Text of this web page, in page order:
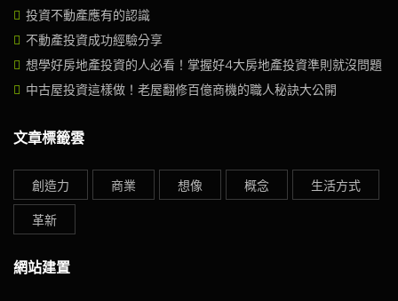
投資不動產應有的認識
不動產投資成功經驗分享
想學好房地產投資的人必看！掌握好4大房地產投資準則就沒問題
中古屋投資這樣做！老屋翻修百億商機的職人秘訣大公開
文章標籤雲
創造力 商業 想像 概念
生活方式
革新
網站建置